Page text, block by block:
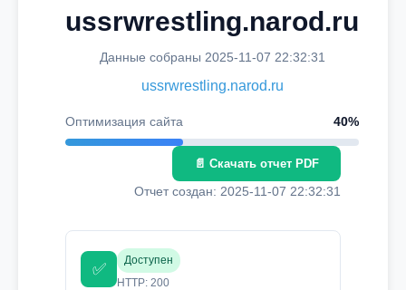
ussrwrestling.narod.ru
Данные собраны 2025-11-07 22:32:31
ussrwrestling.narod.ru
Оптимизация сайта 40%
📄 Скачать отчет PDF
Отчет создан: 2025-11-07 22:32:31
✅
Доступен
HTTP: 200